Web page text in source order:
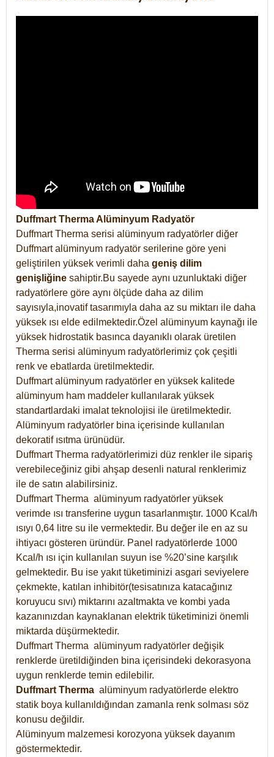
Duffmart Therma Alüminyum Radyatör
Duffmart Therma serisi alüminyum radyatörler diğer
Duffmart alüminyum radyatör serilerine göre yeni
geliştirilen yüksek verimli daha geniş dilim
genişliğine sahiptir.Bu sayede aynı uzunluktaki diğer
radyatörlere göre aynı ölçüde daha az dilim
sayısıyla,inovatif tasarımıyla daha az su miktarı ile daha
yüksek ısı elde edilmektedir.Özel alüminyum kaynağı ile
yüksek hidrostatik basınca dayanıklı olarak üretilen
Therma serisi alüminyum radyatörlerimiz çok çeşitli
renk ve ebatlarda üretilmektedir.
Duffmart alüminyum radyatörler en yüksek kalitede
alüminyum ham maddeler kullanılarak yüksek
standartlardaki imalat teknolojisi ile üretilmektedir.
Alüminyum radyatörler bina içerisinde kullanılan
dekoratif ısıtma ürünüdür.
Duffmart Therma radyatörlerimizi düz renkler ile sipariş
verebileceğiniz gibi ahşap desenli natural renklerimiz
ile de satın alabilirsiniz.
Duffmart Therma alüminyum radyatörler yüksek
verimde ısı transferine uygun tasarlanmıştır. 1000 Kcal/h
ısıyı 0,64 litre su ile vermektedir. Bu değer ile en az su
ihtiyacı gösteren üründür. Panel radyatörlerde 1000
Kcal/h ısı için kullanılan suyun ise %20’sine karşılık
gelmektedir. Bu ise yakıt tüketiminizi asgari seviyelere
çekmekte, katılan inhibitör(tesisatınıza katacağınız
koruyucu sıvı) miktarını azaltmakta ve kombi yada
kazanınızdan kaynaklanan elektrik tüketiminizi önemli
miktarda düşürmektedir.
Duffmart Therma alüminyum radyatörler değişik
renklerde üretildiğinden bina içerisindeki dekorasyona
uygun renklerde temin edilebilir.
Duffmart Therma alüminyum radyatörlerde elektro
statik boya kullanıldığından zamanla renk solması söz
konusu değildir.
Alüminyum malzemesi korozyona yüksek dayanım
göstermektedir.